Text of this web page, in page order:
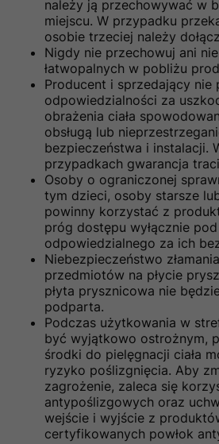
należy ją przechowywać w
miejscu. W przypadku
osobie trzeciej należy
Nigdy nie przechowuj ani
łatwopalnych w pobliżu
Producent i sprzedający nie
odpowiedzialności za
obrażenia ciała
obsługą lub
bezpieczeństwa i instalacji.
przypadkach gwarancja
Osoby o ograniczonej
tym dzieci, osoby starsze
powinny korzystać z
próg dostępu wyłącznie
odpowiedzialnego za ich
Niebezpieczeństwo
przedmiotów na płycie
płyta prysznicowa nie
podparta.
Podczas użytkowania w
być wyjątkowo ostrożnym,
środki do pielęgnacji ciała
ryzyko poślizgnięcia. Aby
zagrożenie, zaleca się
antypoślizgowych oraz
wejście i wyjście z
certyfikowanych powłok